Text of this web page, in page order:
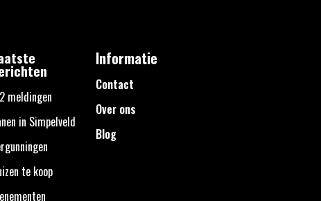
meldingen
in Simpelveld
te koop
Informatie
Contact
Over ons
Blog